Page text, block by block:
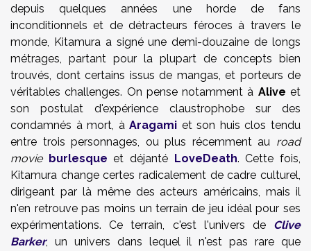
depuis quelques années une horde de fans
inconditionnels et de détracteurs féroces à travers le
monde, Kitamura a signé une demi-douzaine de longs
métrages, partant pour la plupart de concepts bien
trouvés, dont certains issus de mangas, et porteurs de
véritables challenges. On pense notamment à Alive et
son postulat d'expérience claustrophobe sur des
condamnés à mort, àAragami et son huis clos tendu
entre trois personnages, ou plus récemment au road
movie burlesque et déjanté LoveDeath. Cette fois,
Kitamura change certes radicalement de cadre culturel,
dirigeant par là même des acteurs américains, mais il
n'en retrouve pas moins un terrain de jeu idéal pour ses
expérimentations. Ce terrain, c'est l'univers de Clive
Barker, un univers dans lequel il n'est pas rare que